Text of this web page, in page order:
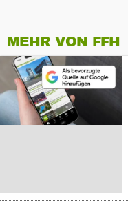
MEHR VON FFH